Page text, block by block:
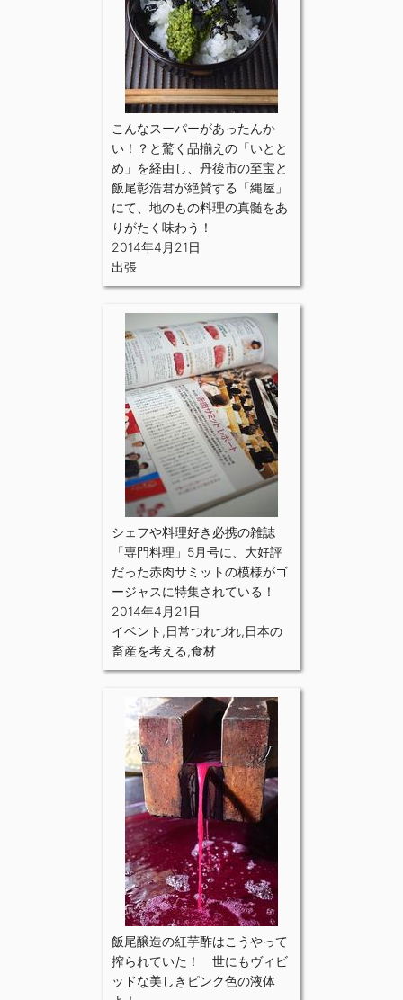
こんなスーパーがあったんか
い！？と驚く品揃えの「いとと
め」を経由し、丹後市の至宝と
飯尾彰浩君が絶賛する「縄屋」
にて、地のもの料理の真髄をあ
りがたく味わう！
2014年4月21日
出張
シェフや料理好き必携の雑誌
「専門料理」5月号に、大好評
だった赤肉サミットの模様がゴ
ージャスに特集されている！
2014年4月21日
イベント ,日常つれづれ,日本の
畜産を考える,食材
飯尾醸造の紅芋酢はこうやって
搾られていた！ 世にもヴィビ
ッドな美しきピンク色の液体